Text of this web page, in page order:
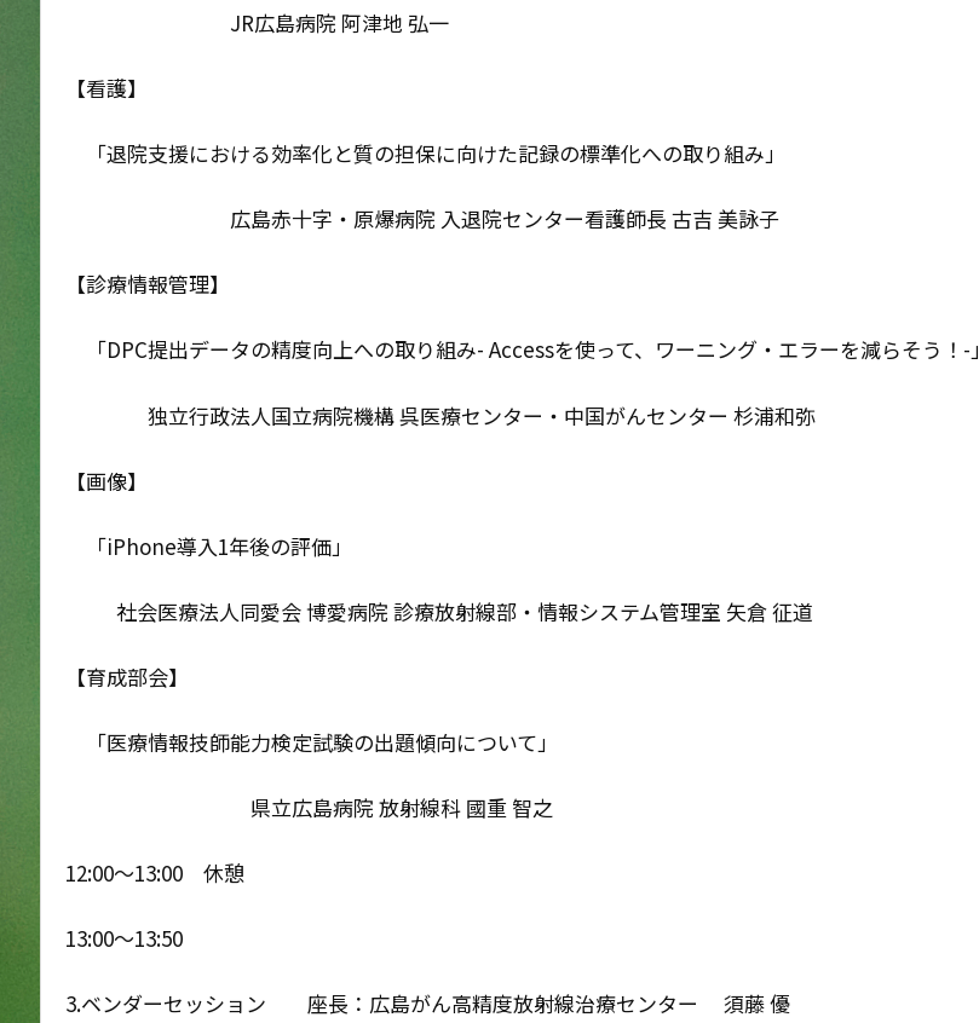
JR広島病院 阿津地 弘一
【看護】
「退院支援における効率化と質の担保に向けた記録の標準化への取り組み」
広島赤十字・原爆病院 入退院センター看護師長 古吉 美詠子
【診療情報管理】
「DPC提出データの精度向上への取り組み- Accessを使って、ワーニング・エラーを減らそう！-」
独立行政法人国立病院機構 呉医療センター・中国がんセンター 杉浦和弥
【画像】
「iPhone導入1年後の評価」
社会医療法人同愛会 博愛病院 診療放射線部・情報システム管理室 矢倉 征道
【育成部会】
「医療情報技師能力検定試験の出題傾向について」
県立広島病院 放射線科 國重 智之
12:00〜13:00 休憩
13:00〜13:50
3.ベンダーセッション 座長：広島がん高精度放射線治療センター 須藤 優